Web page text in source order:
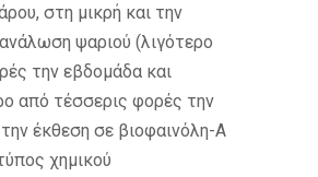
στη μικρή και την
ψαριού (λιγότερο
την εβδομάδα και
από τέσσερις φορές την
έκθεση σε βιοφαινόλη-Α
χημικού